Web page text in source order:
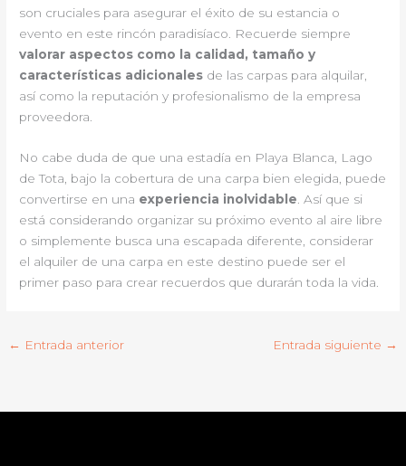
son cruciales para asegurar el éxito de su estancia o
evento en este rincón paradisíaco. Recuerde siempre
valorar aspectos como la calidad, tamaño y
características adicionales de las carpas para alquilar,
así como la reputación y profesionalismo de la empresa
proveedora.
No cabe duda de que una estadía en Playa Blanca, Lago
de Tota, bajo la cobertura de una carpa bien elegida, puede
convertirse en una experiencia inolvidable . Así que si
está considerando organizar su próximo evento al aire libre
o simplemente busca una escapada diferente, considerar
el alquiler de una carpa en este destino puede ser el
primer paso para crear recuerdos que durarán toda la vida.
← Entrada anterior Entrada siguiente →